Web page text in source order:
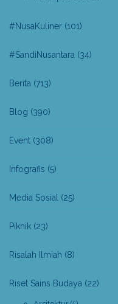
#NusaKuliner (101)
#SandiNusantara (34)
Berita (713)
Blog (390)
Event (308)
Infografis (5)
Media Sosial (25)
Piknik (23)
Risalah Ilmiah (8)
Riset Sains Budaya (22)